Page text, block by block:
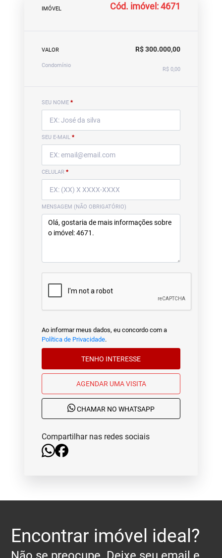
IMÓVEL Cód. imóvel: 4671
VALOR R$ 300.000,00
Condomínio
R$ 0,00
SEU NOME *
SEU E-MAIL *
CELULAR *
MENSAGEM (NÃO OBRIGATÓRIO)
Ao informar meus dados, eu concordo com a
Política de Privacidade.
TENHO INTERESSE
AGENDAR UMA VISITA
CHAMAR NO WHATSAPP
Compartilhar nas redes sociais
Encontrar imóvel ideal?